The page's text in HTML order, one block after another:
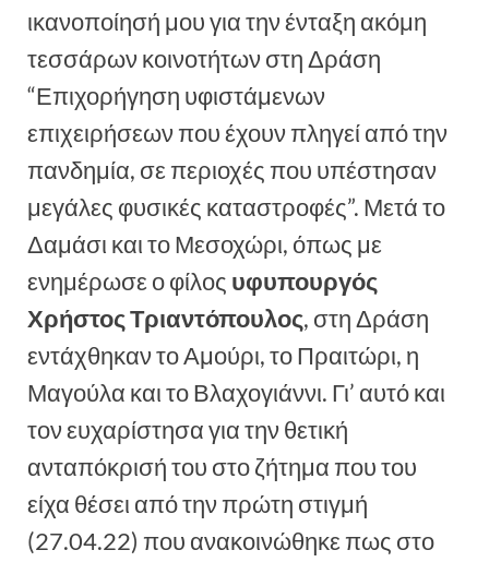
ικανοποίησή μου για την ένταξη ακόμη
τεσσάρων κοινοτήτων στη Δράση
“Επιχορήγηση υφιστάμενων
επιχειρήσεων που έχουν πληγεί από την
πανδημία, σε περιοχές που υπέστησαν
μεγάλες φυσικές καταστροφές”. Μετά το
Δαμάσι και το Μεσοχώρι, όπως με
ενημέρωσε ο φίλος υφυπουργός
Χρήστος Τριαντόπουλος, στη Δράση
εντάχθηκαν το Αμούρι, το Πραιτώρι, η
Μαγούλα και το Βλαχογιάννι. Γι’ αυτό και
τον ευχαρίστησα για την θετική
ανταπόκρισή του στο ζήτημα που του
είχα θέσει από την πρώτη στιγμή
(27.04.22) που ανακοινώθηκε πως στο